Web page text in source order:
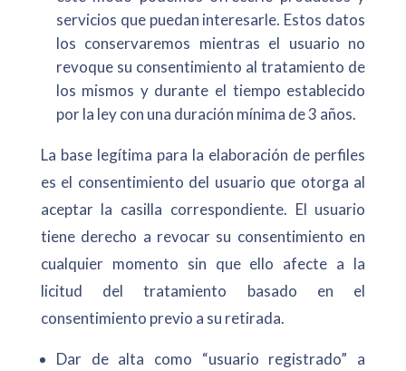
servicios que puedan interesarle. Estos datos
los conservaremos mientras el usuario no
revoque su consentimiento al tratamiento de
los mismos y durante el tiempo establecido
por la ley con una duración mínima de 3 años.
La base legítima para la elaboración de perfiles
es el consentimiento del usuario que otorga al
aceptar la casilla correspondiente. El usuario
tiene derecho a revocar su consentimiento en
cualquier momento sin que ello afecte a la
licitud del tratamiento basado en el
consentimiento previo a su retirada.
Dar de alta como “usuario registrado” a